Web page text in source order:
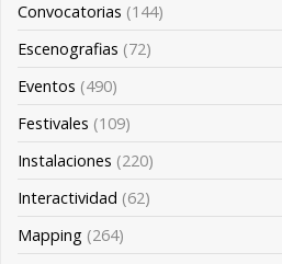
Convocatorias (144)
Escenografias (72)
Eventos (490)
Festivales (109)
Instalaciones (220)
Interactividad (62)
Mapping (264)